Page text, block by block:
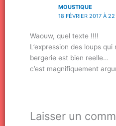
MOUSTIQUE
18 FÉVRIER 2017 À
Waouw, quel texte !!!!
L’expression des loups
bergerie est bien reelle…
c’est magnifiquement
Laisser un